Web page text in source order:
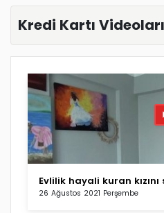
Kredi Kartı Videoları
Evlilik hayali kuran
26 Ağustos 2021 Perşembe